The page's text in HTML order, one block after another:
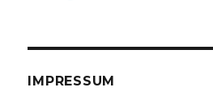
IMPRESSUM